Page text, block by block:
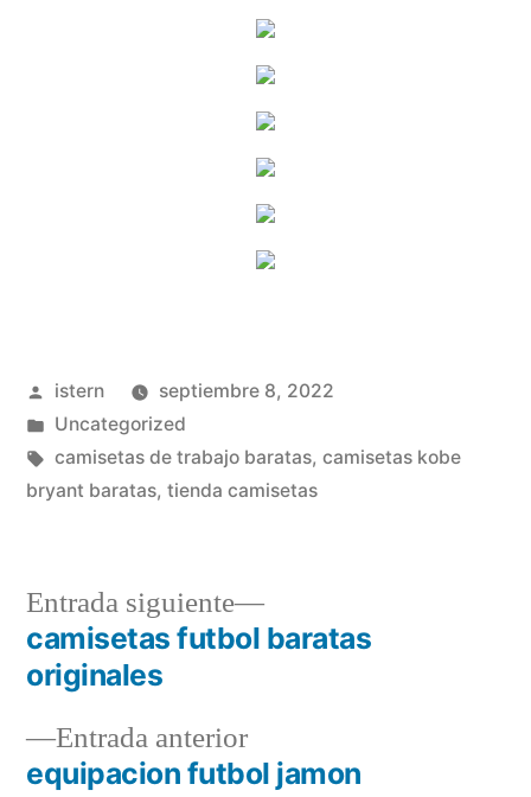
Publicado
por
istern
septiembre 8, 2022
Publicado
en
Uncategorized
Etiquetas:
camisetas de trabajo baratas, camisetas kobe
bryant baratas, tienda camisetas
Navegación
entradas
Entrada anteriorEntrada
anterior:
equipacion futbol jamon
Entrada siguiente
Entrada
siguiente:
camisetas futbol baratas
originales